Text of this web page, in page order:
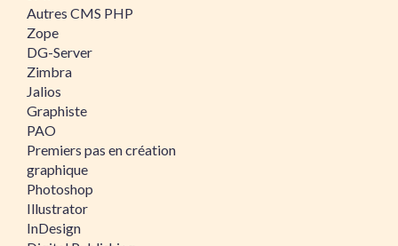
Autres CMS PHP
Zope
DG-Server
Zimbra
Jalios
Graphiste
PAO
Premiers pas en création
graphique
Photoshop
Illustrator
InDesign